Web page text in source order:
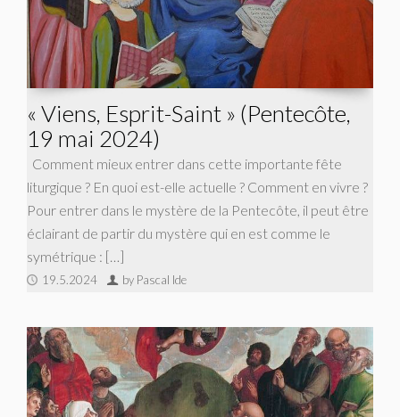
« Viens, Esprit-Saint » (Pentecôte,
19 mai 2024)
Comment mieux entrer dans cette importante fête
liturgique ? En quoi est-elle actuelle ? Comment en vivre ?
Pour entrer dans le mystère de la Pentecôte, il peut être
éclairant de partir du mystère qui en est comme le
symétrique : […]
19.5.2024 by Pascal Ide